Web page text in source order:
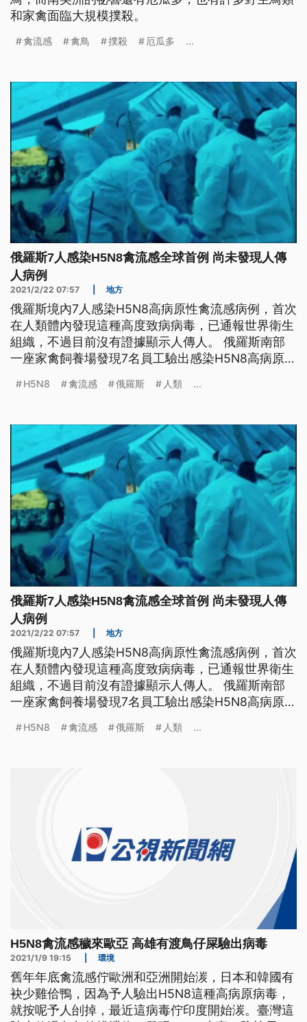
和家禽面臨大規模撲殺。
禽流感 禽鳥 撲殺 厄瓜多 ...
俄羅斯7人感染H5N8禽流感全球首例 尚未發現人傳
人病例
2021/2/22 07:57 地方
俄羅斯境內7人感染H5N8高病原性禽流感病例，首次
在人類體內發現這種高度致病病毒，已通報世界衛生
組織，不過目前沒有證據顯示人傳人。 俄羅斯南部
一座家禽飼養場發現7名員工驗出感染H5N8高病原性
的病毒，當局已經通報世界衛生組織。目前員工都已
情。 聯邦消費者權益監督負責人波波娃表示，實驗
室已經證實，出現首例人類
H5N8 禽流感 俄羅斯 人類 ...
俄羅斯7人感染H5N8禽流感全球首例 尚未發現人傳
人病例
2021/2/22 07:57 地方
俄羅斯境內7人感染H5N8高病原性禽流感病例，首次
在人類體內發現這種高度致病病毒，已通報世界衛生
組織，不過目前沒有證據顯示人傳人。 俄羅斯南部
一座家禽飼養場發現7名員工驗出感染H5N8高病原性
的病毒，當局已經通報世界衛生組織。目前員工都已
H5N8 禽流感 俄羅斯 人類 ...
H5N8禽流感穢來歐亞 高雄有渡鳥仔屎驗出病毒
2021/1/9 19:15 環境
舊年年底禽流感佇歐洲和亞洲開始湠，日本和韓國有
袂少雞佮鴨，因為予人驗出H5N8這種高病原病毒，
就按呢予人刣掉，最近這病毒佇印度開始湠。臺灣這